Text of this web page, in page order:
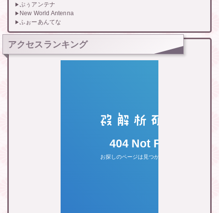
ぷぅアンテナ
New World Antenna
ふぉーあんてな
アクセスランキング